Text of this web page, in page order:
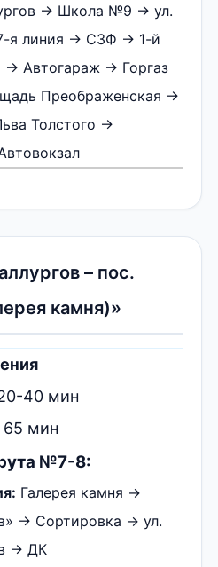
→ Школа №9 → ул.
я линия → СЗФ → 1-й
→ Автогараж → Горгаз
Преображенская →
Толстого →
– пос.
камня)»
40 мин
65 мин
№7-8:
Галерея камня →
→ Сортировка → ул.
→ ДК